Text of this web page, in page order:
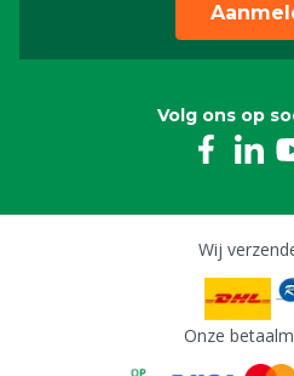
Volg ons op
Wij
Onze